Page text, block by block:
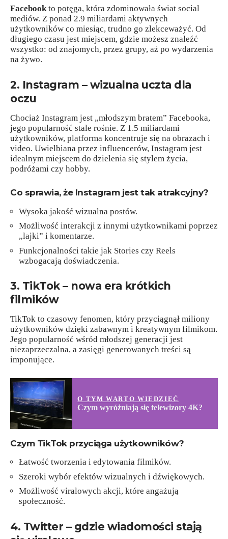
Facebookto potęga, która zdominowała świat social
mediów. Z ponad 2.9 miliardami aktywnych
użytkowników co miesiąc, trudno go zlekceważyć. Od
długiego czasu jest miejscem, gdzie możesz znaleźć
wszystko: od znajomych, przez grupy, aż po wydarzenia
na żywo.
2. Instagram – wizualna uczta dla
oczu
Chociaż Instagram jest „młodszym bratem” Facebooka,
jego popularność stale rośnie. Z 1.5 miliardami
użytkowników, platforma koncentruje się na obrazach i
video. Uwielbiana przez influencerów, Instagram jest
idealnym miejscem do dzielenia się stylem życia,
podróżami czy hobby.
Co sprawia, że Instagram jest tak atrakcyjny?
Wysoka jakość wizualna postów.
Możliwość interakcji z innymi użytkownikami poprzez
„lajki” i komentarze.
Funkcjonalności takie jak Stories czy Reels
wzbogacają doświadczenia.
3. TikTok – nowa era krótkich
filmików
TikTok to czasowy fenomen, który przyciągnął miliony
użytkowników dzięki zabawnym i kreatywnym filmikom.
Jego popularność wśród młodszej generacji jest
niezaprzeczalna, a zasięgi generowanych treści są
imponujące.
O TYM WARTO WIEDZIEĆ
Czym wyróżniają się telewizory 4K?
Czym TikTok przyciąga użytkowników?
Łatwość tworzenia i edytowania filmików.
Szeroki wybór efektów wizualnych i dźwiękowych.
Możliwość viralowych akcji, które angażują
społeczność.
4. Twitter – gdzie wiadomości stają